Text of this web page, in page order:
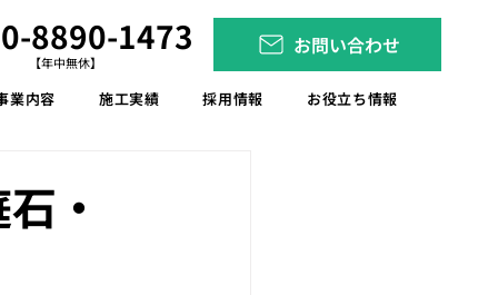
8890-1473
【年中無休】
お問い合わせ
業内容 施工実績 採用情報 お役立ち情報
・